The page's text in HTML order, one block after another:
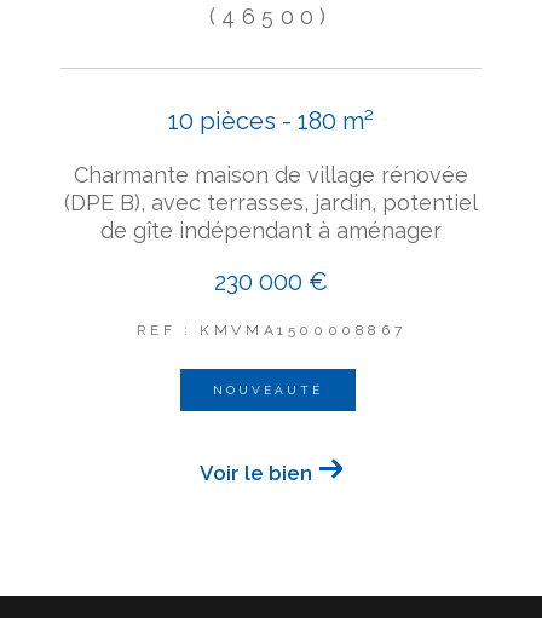
(46500)
10 pièces - 180 m²
Charmante maison de village rénovée
(DPE B), avec terrasses, jardin, potentiel
de gîte indépendant à aménager
230 000 €
REF : KMVMA1500008867
NOUVEAUTÉ
Voir le bien